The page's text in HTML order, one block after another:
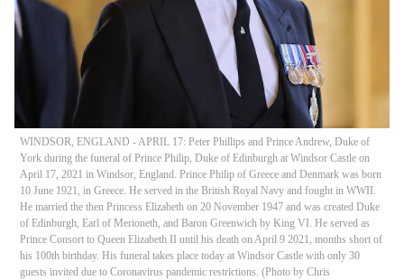
WINDSOR, ENGLAND - APRIL 17: Peter Phillips and Prince Andrew, Duke of
York during the funeral of Prince Philip, Duke of Edinburgh at Windsor Castle on
April 17, 2021 in Windsor, England. Prince Philip of Greece and Denmark was born
10 June 1921, in Greece. He served in the British Royal Navy and fought in WWII.
He married the then Princess Elizabeth on 20 November 1947 and was created Duke
of Edinburgh, Earl of Merioneth, and Baron Greenwich by King VI. He served as
Prince Consort to Queen Elizabeth II until his death on April 9 2021, months short of
his 100th birthday. His funeral takes place today at Windsor Castle with only 30
guests invited due to Coronavirus pandemic restrictions. (Photo by Chris